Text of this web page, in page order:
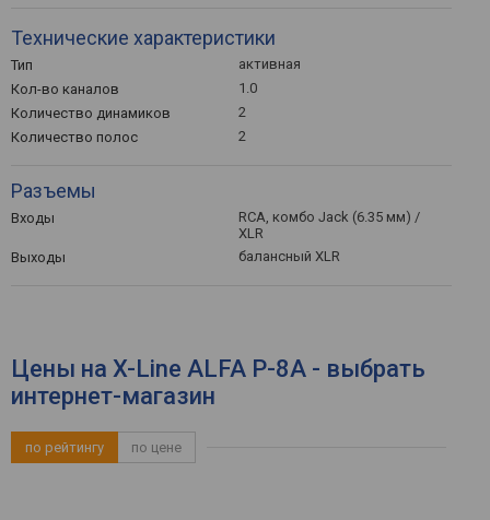
Технические характеристики
Тип
активная
Кол-во каналов
1.0
Количество динамиков
2
Количество полос
2
Разъемы
Входы
RCA, комбо Jack (6.35 мм) /
XLR
Выходы
балансный XLR
Цены на X-Line ALFA P-8A - выбрать
интернет-магазин
по рейтингу по цене